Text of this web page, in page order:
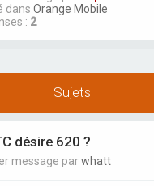
dans Orange Mobile
: 2
Sujets
désire 620 ?
message parwhatt